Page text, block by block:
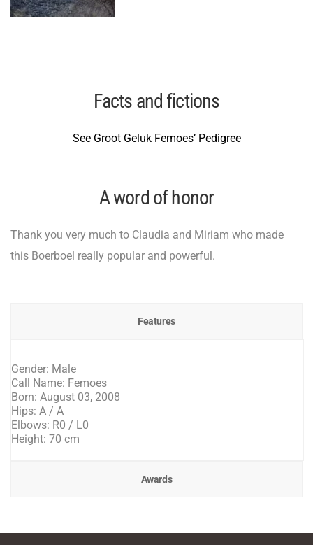
Facts and fictions
See Groot Geluk Femoes’ Pedigree
A word of honor
Thank you very much to Claudia and Miriam who made
this Boerboel really popular and powerful.
Features
Gender: Male
Call Name: Femoes
Born: August 03, 2008
Hips: A / A
Elbows: R0 / L0
Height: 70 cm
Awards